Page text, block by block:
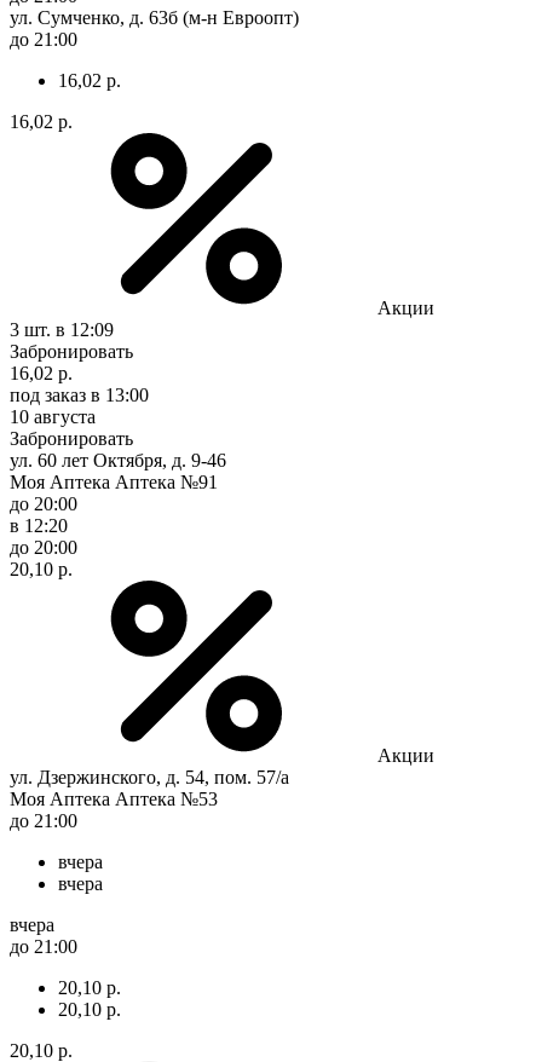
ул. Сумченко, д. 63б (м-н Евроопт)
до 21:00
16,02 р.
16,02 р.
Акции
3 шт. в 12:09
Забронировать
16,02 р.
под заказ в 13:00
10 августа
Забронировать
ул. 60 лет Октября, д. 9-46
Моя Аптека Аптека №91
до 20:00
в 12:20
до 20:00
20,10 р.
Акции
ул. Дзержинского, д. 54, пом. 57/а
Моя Аптека Аптека №53
до 21:00
вчера
вчера
вчера
до 21:00
20,10 р.
20,10 р.
20,10 р.